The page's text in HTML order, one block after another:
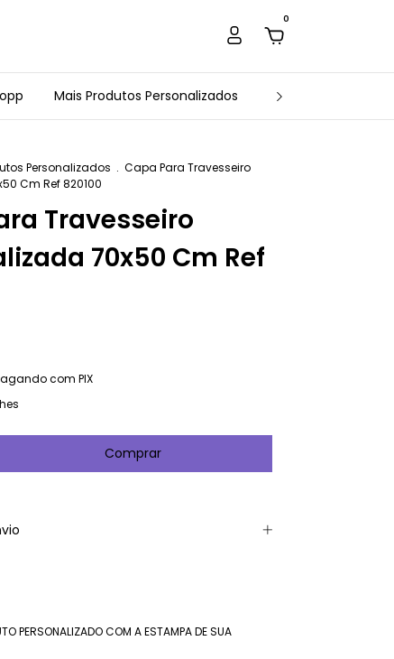
0
Mais Produtos Personalizados Estamparia Arte e
Personalizados . Capa Para Travesseiro
Cm Ref 820100
Travesseiro
70x50 Cm Ref
com PIX
PERSONALIZADO COM A ESTAMPA DE SUA